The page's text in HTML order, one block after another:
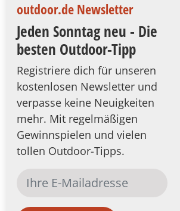
outdoor.de Newsletter
Jeden Sonntag neu - Die
besten Outdoor-Tipp
Registriere dich für unseren
kostenlosen Newsletter und
verpasse keine Neuigkeiten
mehr. Mit regelmäßigen
Gewinnspielen und vielen
tollen Outdoor-Tipps.